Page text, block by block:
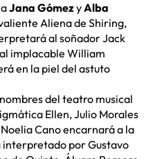
Jana GómezyAlba
Aliena de Shiring,
al soñador Jack
implacable William
en la piel del astuto
del teatro musical
Ellen, Julio Morales
Cano encarnará a la
interpretado por Gustavo